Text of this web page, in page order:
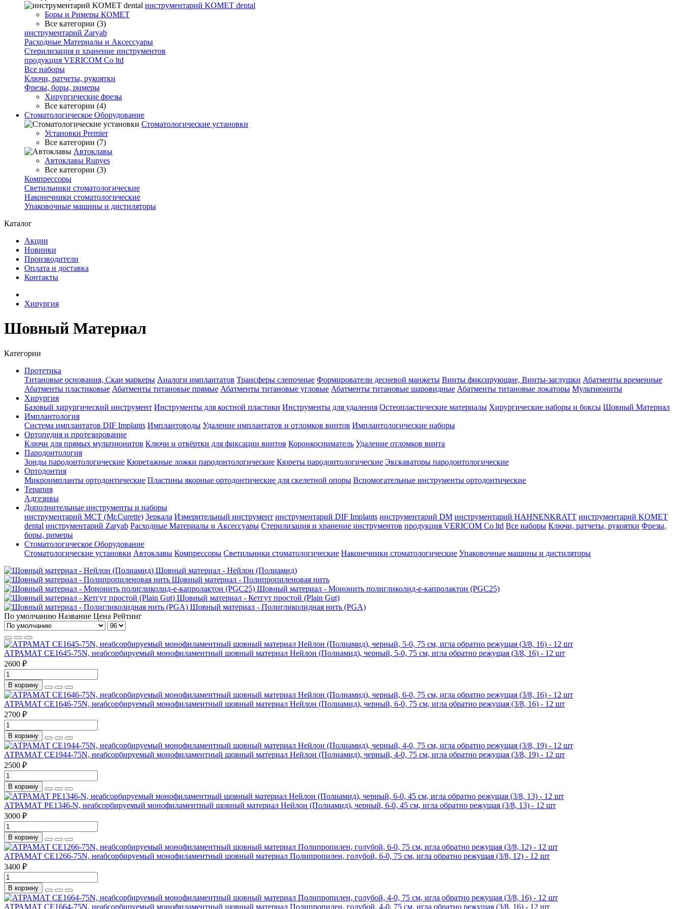
инструментарий KOMET dental
Боры и Римеры КОМЕТ
Все категории (3)
инструментарий Zaryab
Расходные Материалы и Аксессуары
Стерилизация и хранение инструментов
продукция VERICOM Co ltd
Все наборы
Ключи, ратчеты, рукоятки
Фрезы, боры, римеры
Хирургические фрезы
Все категории (4)
Стоматологическое Оборудование
Стоматологические установки
Установки Premier
Все категории (7)
Автоклавы
Автоклавы Runyes
Все категории (3)
Компрессоры
Светильники стоматологические
Наконечники стоматологические
Упаковочные машины и дистиляторы
Каталог
Акции
Новинки
Производители
Оплата и доставка
Контакты
Хирургия
Шовный Материал
Категории
Протетика
Титановые основания, Скан маркеры Аналоги имплантатов Трансферы слепочные Формирователи десневой манжеты Винты фиксирующие, Винты-заглушки Абатменты временные
Абатменты пластиковые Абатменты титановые прямые Абатменты титановые угловые Абатменты титановые шаровидные Абатменты титановые локаторы Мультиюниты
Хирургия
Базовый хирургический инструмент Инструменты для костной пластики Инструменты для удаления Остеопластические материалы Хирургические наборы и боксы Шовный Материал
Имплантология
Система имплантатов DIF Implants Имплантоводы Удаление имплантатов и отломков винтов Имплантологические наборы
Ортопедия и протезирование
Ключи для прямых мультиюнитов Ключи и отвёртки для фиксации винтов Коронкосниматель Удаление отломков винта
Пародонтология
Зонды пародонтологические Кюретажные ложки пародонтологические Кюреты пародонтологические Экскаваторы пародонтологические
Ортодонтия
Микроимпланты ортодонтические Пластины якорные ортодонтические для скелетной опоры Вспомогательные инструменты ортодонтические
Терапия
Адгезивы
Дополнительные инструменты и наборы
инструментарий МСТ (Mr.Curette) Зеркала Измерительный инструмент инструментарий DIF Implants инструментарий DM инструментарий HAHNENKRATT инструментарий KOMET
dental инструментарий Zaryab Расходные Материалы и Аксессуары Стерилизация и хранение инструментов продукция VERICOM Co ltd Все наборы Ключи, ратчеты, рукоятки Фрезы,
боры, римеры
Стоматологическое Оборудование
Стоматологические установки Автоклавы Компрессоры Светильники стоматологические Наконечники стоматологические Упаковочные машины и дистиляторы
Шовный материал - Нейлон (Полиамид)
Шовный материал - Полипропиленовая нить
Шовный материал - Мононить полигликолид-е-капролактон (PGC25)
Шовный материал - Кетгут простой (Plain Gut)
Шовный материал - Полигликолидная нить (PGA)
По умолчанию Название Цена Рейтинг
АТРАМАТ CE1645-75N, неабсорбируемый монофиламентный шовный материал Нейлон (Полиамид), черный, 5-0, 75 см, игла обратно режущая (3/8, 16) - 12 шт
2600 ₽
В корзину
АТРАМАТ CE1646-75N, неабсорбируемый монофиламентный шовный материал Нейлон (Полиамид), черный, 6-0, 75 см, игла обратно режущая (3/8, 16) - 12 шт
2700 ₽
В корзину
АТРАМАТ CE1944-75N, неабсорбируемый монофиламентный шовный материал Нейлон (Полиамид), черный, 4-0, 75 см, игла обратно режущая (3/8, 19) - 12 шт
2500 ₽
В корзину
АТРАМАТ PE1346-N, неабсорбируемый монофиламентный шовный материал Нейлон (Полиамид), черный, 6-0, 45 см, игла обратно режущая (3/8, 13) - 12 шт
3000 ₽
В корзину
АТРАМАТ СE1266-75N, неабсорбируемый монофиламентный шовный материал Полипропилен, голубой, 6-0, 75 см, игла обратно режущая (3/8, 12) - 12 шт
3400 ₽
В корзину
АТРАМАТ СE1664-75N, неабсорбируемый монофиламентный шовный материал Полипропилен, голубой, 4-0, 75 см, игла обратно режущая (3/8, 16) - 12 шт